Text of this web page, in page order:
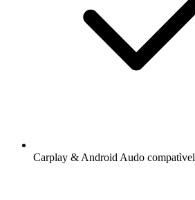
Carplay & Android Audo compatìvel